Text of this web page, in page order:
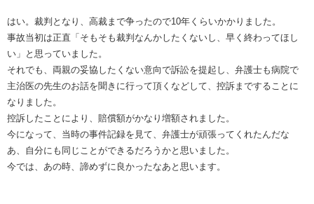
はい。裁判となり、高裁まで争ったので10年くらいかかりました。
事故当初は正直「そもそも裁判なんかしたくないし、早く終わってほし
い」と思っていました。
それでも、両親の妥協したくない意向で訴訟を提起し、弁護士も病院で
主治医の先生のお話を聞きに行って頂くなどして、控訴まですることに
なりました。
控訴したことにより、賠償額がかなり増額されました。
今になって、当時の事件記録を見て、弁護士が頑張ってくれたんだな
あ、自分にも同じことができるだろうかと思いました。
今では、あの時、諦めずに良かったなあと思います。